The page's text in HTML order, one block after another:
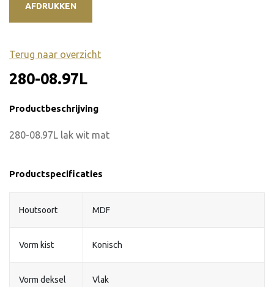
AFDRUKKEN
Terug naar overzicht
280-08.97L
Productbeschrijving
280-08.97L lak wit mat
Productspecificaties
Houtsoort MDF
Vorm kist Konisch
Vorm deksel Vlak